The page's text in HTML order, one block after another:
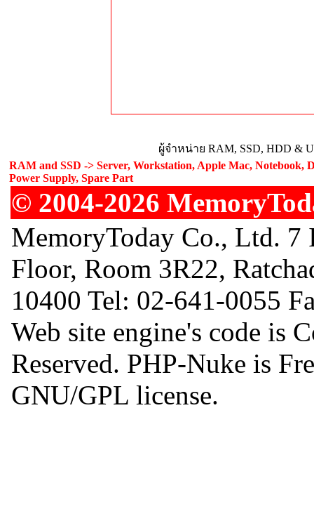
ผู้จำหน่าย RAM, SSD, HDD &
RAM and SSD -> Server, Workstation, Apple Mac, Notebook,
Power Supply, Spare Part
© 2004-2026
MemoryToday Co., Ltd.
Floor, Room 3R22,
10400 Tel: 02-641-0055
Web site engine's code is
Reserved. PHP-Nuke is
GNU/GPL license.